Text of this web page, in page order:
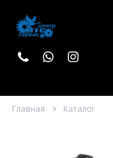
Главная Каталог